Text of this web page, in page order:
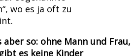
wo es ja oft zu
so: ohne Mann und Frau,
es keine Kinder